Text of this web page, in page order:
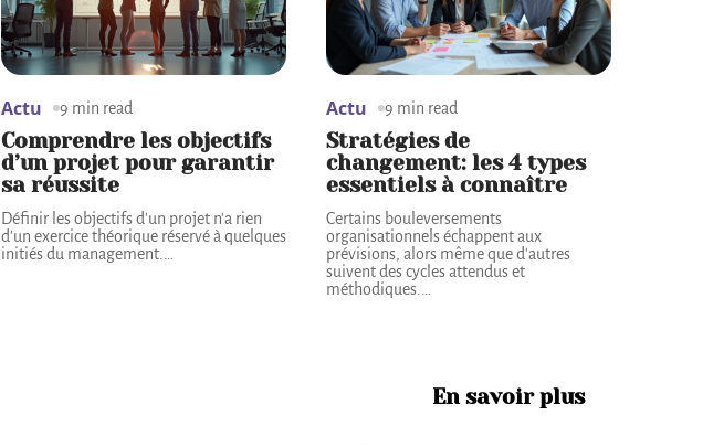
Actu 9 min read
Comprendre les objectifs
d’un projet pour garantir
sa réussite
Définir les objectifs d'un projet n'a rien
d'un exercice théorique réservé à quelques
initiés du management.…
Actu 9 min read
Stratégies de
changement: les 4 types
essentiels à connaître
Certains bouleversements
organisationnels échappent aux
prévisions, alors même que d'autres
suivent des cycles attendus et
méthodiques.…
En savoir plus